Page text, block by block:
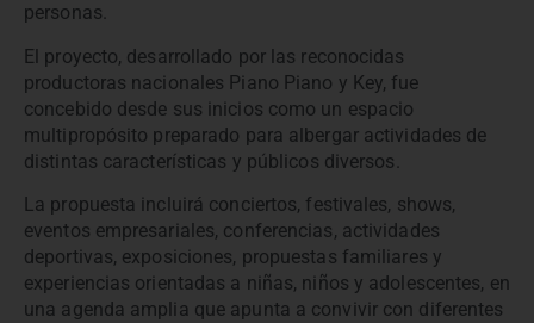
personas.
El proyecto, desarrollado por las reconocidas
productoras nacionales Piano Piano y Key, fue
concebido desde sus inicios como un espacio
multipropósito preparado para albergar actividades de
distintas características y públicos diversos.
La propuesta incluirá conciertos, festivales, shows,
eventos empresariales, conferencias, actividades
deportivas, exposiciones, propuestas familiares y
experiencias orientadas a niñas, niños y adolescentes, en
una agenda amplia que apunta a convivir con diferentes